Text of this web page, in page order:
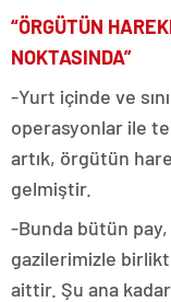
“ÖRGÜTÜN
NOKTASINDA”
-Yurt içinde ve
operasyonlar ile
artık, örgütün
gelmiştir.
-Bunda bütün
gazilerimizle
aittir. Şu ana